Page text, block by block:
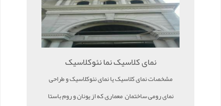
نمای کلاسیک نما نئوکلاسیک
مشخصات نمای کلاسیک یا نمای نئوکلاسیک و طراحی
نمای رومی ساختمان معماری که از یونان و روم باستا